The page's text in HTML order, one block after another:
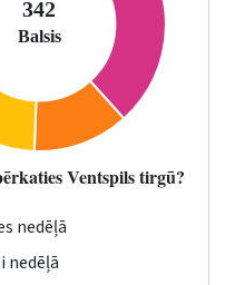
Ventspils tirgū?
nedēļā
nedēļā